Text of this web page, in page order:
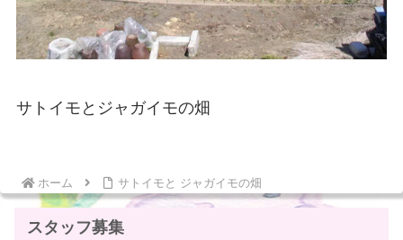
サトイモとジャガイモの畑
ホーム サトイモと ジャガイモの畑
スタッフ募集